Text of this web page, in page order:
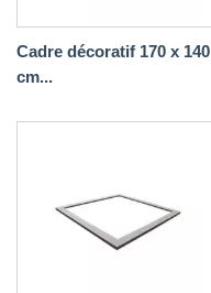
Cadre décoratif 170 x 140
cm...